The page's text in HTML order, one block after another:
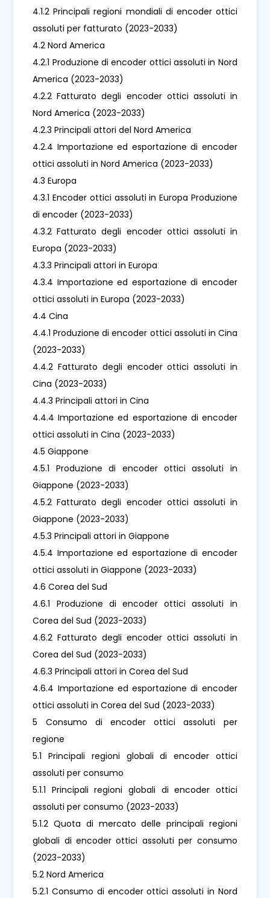
4.1.2 Principali regioni mondiali di encoder ottici
assoluti per fatturato (2023-2033)
4.2 Nord America
4.2.1 Produzione di encoder ottici assoluti in Nord
America (2023-2033)
4.2.2 Fatturato degli encoder ottici assoluti in
Nord America (2023-2033)
4.2.3 Principali attori del Nord America
4.2.4 Importazione ed esportazione di encoder
ottici assoluti in Nord America (2023-2033)
4.3 Europa
4.3.1 Encoder ottici assoluti in Europa Produzione
di encoder (2023-2033)
4.3.2 Fatturato degli encoder ottici assoluti in
Europa (2023-2033)
4.3.3 Principali attori in Europa
4.3.4 Importazione ed esportazione di encoder
ottici assoluti in Europa (2023-2033)
4.4 Cina
4.4.1 Produzione di encoder ottici assoluti in Cina
(2023-2033)
4.4.2 Fatturato degli encoder ottici assoluti in
Cina (2023-2033)
4.4.3 Principali attori in Cina
4.4.4 Importazione ed esportazione di encoder
ottici assoluti in Cina (2023-2033)
4.5 Giappone
4.5.1 Produzione di encoder ottici assoluti in
Giappone (2023-2033)
4.5.2 Fatturato degli encoder ottici assoluti in
Giappone (2023-2033)
4.5.3 Principali attori in Giappone
4.5.4 Importazione ed esportazione di encoder
ottici assoluti in Giappone (2023-2033)
4.6 Corea del Sud
4.6.1 Produzione di encoder ottici assoluti in
Corea del Sud (2023-2033)
4.6.2 Fatturato degli encoder ottici assoluti in
Corea del Sud (2023-2033)
4.6.3 Principali attori in Corea del Sud
4.6.4 Importazione ed esportazione di encoder
ottici assoluti in Corea del Sud (2023-2033)
5 Consumo di encoder ottici assoluti per
regione
5.1 Principali regioni globali di encoder ottici
assoluti per consumo
5.1.1 Principali regioni globali di encoder ottici
assoluti per consumo (2023-2033)
5.1.2 Quota di mercato delle principali regioni
globali di encoder ottici assoluti per consumo
(2023-2033)
5.2 Nord America
5.2.1 Consumo di encoder ottici assoluti in Nord